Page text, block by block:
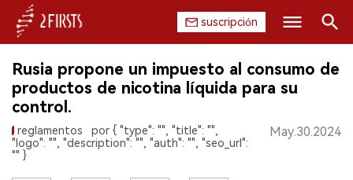
suscripción
INICIO
EMPRESA
PRODUCTO
Buscar
Rusia propone un impuesto al consumo de
productos de nicotina líquida para su
control.
reglamentos
por { "type": "", "title": "",
"logo": "", "description": "", "auth": "", "seo_url":
"" }
May.30.2024